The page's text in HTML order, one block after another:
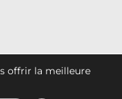
offrir la meilleure